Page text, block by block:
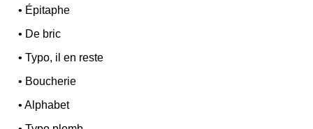
• Épitaphe
• De bric
•Typo, il en reste
• Boucherie
•Alphabet